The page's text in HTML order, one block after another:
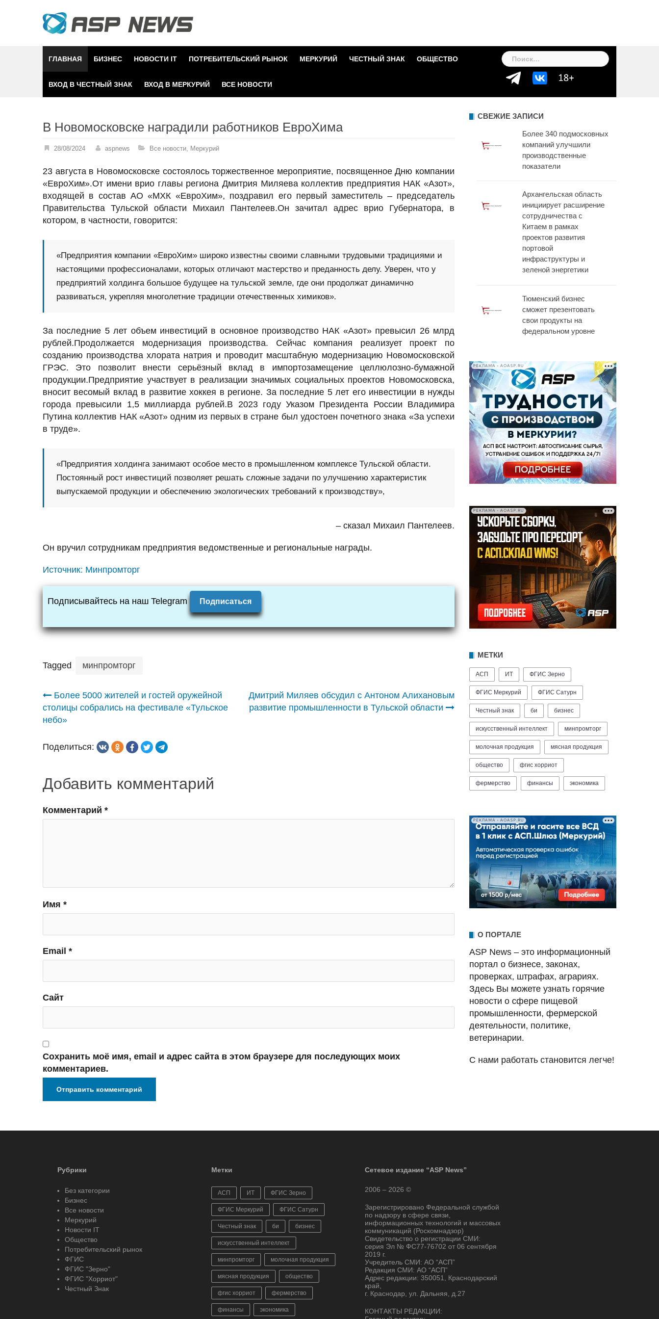
ГЛАВНАЯ БИЗНЕС НОВОСТИ IT ПОТРЕБИТЕЛЬСКИЙ РЫНОК МЕРКУРИЙ ЧЕСТНЫЙ ЗНАК ОБЩЕСТВО
ВХОД В ЧЕСТНЫЙ ЗНАК ВХОД В МЕРКУРИЙ ВСЕ НОВОСТИ
Найти:
В Новомосковске наградили работников ЕвроХима
28/08/2024 aspnews Все новости Меркурий
23 августа в Новомосковске состоялось торжественное мероприятие, посвященное Дню компании
«ЕвроХим».От имени врио главы региона Дмитрия Миляева коллектив предприятия НАК «Азот»,
входящей в состав АО «МХК «ЕвроХим», поздравил его первый заместитель – председатель
Правительства Тульской области Михаил Пантелеев.Он зачитал адрес врио Губернатора, в
котором, в частности, говорится:
«Предприятия компании «ЕвроХим» широко известны своими славными трудовыми традициями и
настоящими профессионалами, которых отличают мастерство и преданность делу. Уверен, что у
предприятий холдинга большое будущее на тульской земле, где они продолжат динамично
развиваться, укрепляя многолетние традиции отечественных химиков».
За последние 5 лет объем инвестиций в основное производство НАК «Азот» превысил 26 млрд
рублей.Продолжается модернизация производства. Сейчас компания реализует проект по
созданию производства хлората натрия и проводит масштабную модернизацию Новомосковской
ГРЭС. Это позволит внести серьёзный вклад в импортозамещение целлюлозно-бумажной
продукции.Предприятие участвует в реализации значимых социальных проектов Новомосковска,
вносит весомый вклад в развитие хоккея в регионе. За последние 5 лет его инвестиции в нужды
города превысили 1,5 миллиарда рублей.В 2023 году Указом Президента России Владимира
Путина коллектив НАК «Азот» одним из первых в стране был удостоен почетного знака «За успехи
в труде».
«Предприятия холдинга занимают особое место в промышленном комплексе Тульской области.
Постоянный рост инвестиций позволяет решать сложные задачи по улучшению характеристик
выпускаемой продукции и обеспечению экологических требований к производству»,
– сказал Михаил Пантелеев.
Он вручил сотрудникам предприятия ведомственные и региональные награды.
Источник: Минпромторг
Подписывайтесь на наш Telegram Подписаться
Tagged минпромторг
Навигация
по
записям
Более 5000 жителей и гостей оружейной
столицы собрались на фестивале «Тульское
небо»
Дмитрий Миляев обсудил с Антоном Алихановым
развитие промышленности в Тульской области
Поделиться:
Добавить комментарий
Комментарий *
Имя *
Email *
Сайт
Сохранить моё имя, email и адрес сайта в этом браузере для последующих моих
комментариев.
СВЕЖИЕ ЗАПИСИ
Более 340 подмосковных
компаний улучшили
производственные
показатели
Архангельская область
инициирует расширение
сотрудничества с
Китаем в рамках
проектов развития
портовой
инфраструктуры и
зеленой энергетики
Тюменский бизнес
сможет презентовать
свои продукты на
федеральном уровне
РЕКЛАМА • AOASP.RU
РЕКЛАМА • AOASP.RU
МЕТКИ
АСП ИТ ФГИС Зерно
ФГИС Меркурий ФГИС Сатурн
Честный знак би бизнес
искусственный интеллект минпромторг
молочная продукция мясная продукция
общество фгис хорриот
фермерство финансы экономика
РЕКЛАМА • AOASP.RU
О ПОРТАЛЕ
ASP News – это информационный
портал о бизнесе, законах,
проверках, штрафах, аграриях.
Здесь Вы можете узнать горячие
новости о сфере пищевой
промышленности, фермерской
деятельности, политике,
ветеринарии.
С нами работать становится легче!
Рубрики
Без категории
Бизнес
Все новости
Меркурий
Новости IT
Общество
Потребительский рынок
ФГИС
ФГИС "Зерно"
ФГИС "Хорриот"
Честный Знак
Метки
АСП ИТ ФГИС Зерно
ФГИС Меркурий ФГИС Сатурн
Честный знак би бизнес
искусственный интеллект
минпромторг молочная продукция
мясная продукция общество
фгис хорриот фермерство
финансы экономика
Сетевое издание “ASP News”
2006 – 2026 ©
Зарегистрировано Федеральной службой
по надзору в сфере связи,
информационных технологий и массовых
коммуникаций (Роскомнадзор)
Свидетельство о регистрации СМИ:
серия Эл № ФС77-76702 от 06 сентября
2019 г.
Учредитель СМИ: АО “АСП”
Редакция СМИ: АО “АСП”
Адрес редакции: 350051, Краснодарский
край,
г. Краснодар, ул. Дальняя, д.27
КОНТАКТЫ РЕДАКЦИИ: